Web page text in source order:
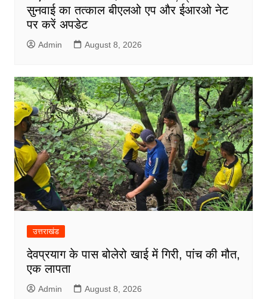
सुनवाई का तत्काल बीएलओ एप और ईआरओ नेट
पर करें अपडेट
Admin August 8, 2026
उत्तराखंड
देवप्रयाग के पास बोलेरो खाई में गिरी, पांच की मौत,
एक लापता
Admin August 8, 2026